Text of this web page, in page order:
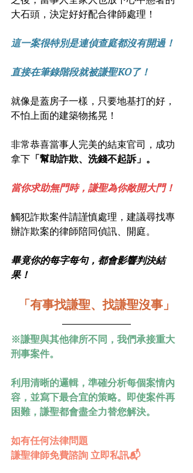
大石頭，決定好好配合律師處理！
這一案很特別是連偵查庭都沒有開過！
直接在筆錄階段就被謙聖KO了！
就像是蓋房子一樣，只要地基打的好，
不怕上面的建築物搖晃！
非常恭喜當事人完美的結束官司，成功
拿下 「幫助詐欺、洗錢不起訴」。
當你求助無門時，謙聖為你敞開大門！
觸犯詐欺案件請謹慎處理，建議尋找專
辦詐欺案的律師陪同偵訊、開庭。
畢竟你的每字每句，都會影響判決結
果！
「有事找謙聖、找謙聖沒事」
※謙聖與其他律所不同，我們承接重大
刑事案件。
利用清晰的邏輯，準確分析每個案情內
容，並寫下最合宜的策略。即使案件再
困難，謙聖都會盡全力替您解決。
如有任何法律問題
謙聖律師免費諮詢 立即私訊📬